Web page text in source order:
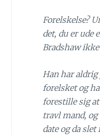
Forelskelse?
det, du er ude
Bradshaw
Han har
forelsket og
forestille sig
travl mand,
date og da